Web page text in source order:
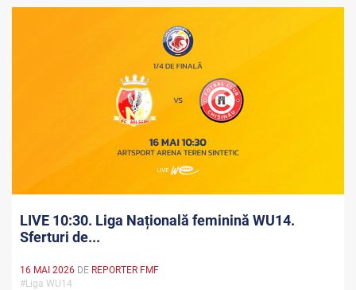
LIVE 10:30. Liga Națională feminină WU14.
Sferturi de...
16 MAI 2026 DE REPORTER FMF
#Liga WU14